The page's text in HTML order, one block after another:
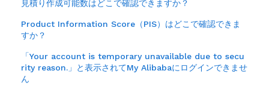
見積り作成可能数はどこで確認できますか？
Product Information Score（PIS）はどこで確認できま
すか？
「Your account is temporary unavailable due to secu
rity reason.」と表示されてMy Alibabaにログインできませ
ん